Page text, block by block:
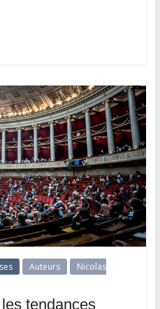
Auteurs
Nicolas
tendances